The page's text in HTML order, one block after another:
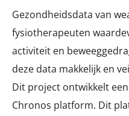
Gezondheidsdata van
fysiotherapeuten
activiteit en
deze data makkelijk en
Dit project ontwikkelt
Chronos platform. Dit